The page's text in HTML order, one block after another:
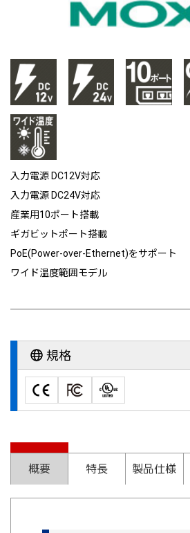
入力電源 DC12V対応
入力電源 DC24V対応
産業用10ポート搭載
ギガビットポート搭載
PoE(Power-over-Ethernet)をサポート
ワイド温度範囲モデル
規格
概要 特長 製品仕様